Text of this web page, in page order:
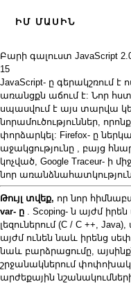
ԻՄ ՄԱՍԻՆ
Բարի գալուստ JavaScript
15
JavaScript- ը գերակշռում է
առանցքն աճում է: Նոր
սպասվում է այս տարվա
նորամուծություններ,
փորձարկել: Firefox- ը
աջակցությունը , բայց
կոչված, Google Traceur- ի
նոր
Թույլ տվեք, որ նոր
var- ը . Scoping- ն այժմ
լեզուներում (C / C ++,
այժմ ունեն նաև իրենց
նաև բարձրացումը,
շրջանակներում
արժեքային